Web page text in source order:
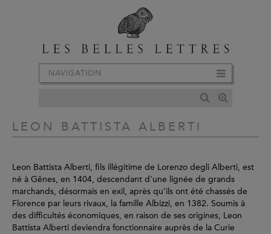
NAVIGATION
LEON BATTISTA ALBERTI
Leon Battista Alberti, fils illégitime de Lorenzo degli Alberti, est
né à Gênes, en 1404, descendant d'une lignée de grands
marchands, désormais en exil, après qu'ils ont été chassés de
Florence par leurs rivaux, la famille Albizzi, en 1382. Soumis à
des difficultés économiques, en raison de ses origines, Leon
Battista Alberti deviendra fonctionnaire auprès de la Curie